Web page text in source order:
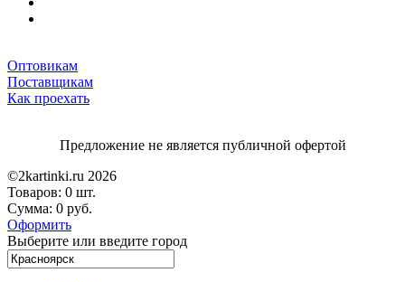
Оптовикам
Поставщикам
Как проехать
Предложение не является публичной офертой
©2kartinki.ru 2026
Товаров: 0 шт.
Сумма: 0 руб.
Оформить
Выберите или введите город